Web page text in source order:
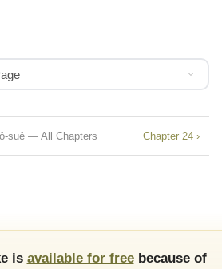
suê — All Chapters Chapter 24 ›
is available for freebecause of